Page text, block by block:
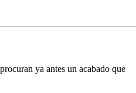
ya antes un acabado que